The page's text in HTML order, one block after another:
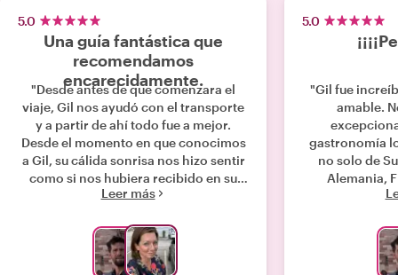
5.0
Una guía fantástica que
recomendamos
encarecidamente.
"Desde antes de que comenzara el
viaje, Gil nos ayudó con el transporte
y a partir de ahí todo fue a mejor.
Desde el momento en que conocimos
a Gil, su cálida sonrisa nos hizo sentir
como si nos hubiera recibido en su
casa. Aprendimos muchísimo sobre la
sobre la historia europea. La valiosa
información sobre la historia judía que
incluyó fue increíblemente
Leer más
5.0
"Gil fue
amable.
gastronomía
no solo de
Alemania,
mejores